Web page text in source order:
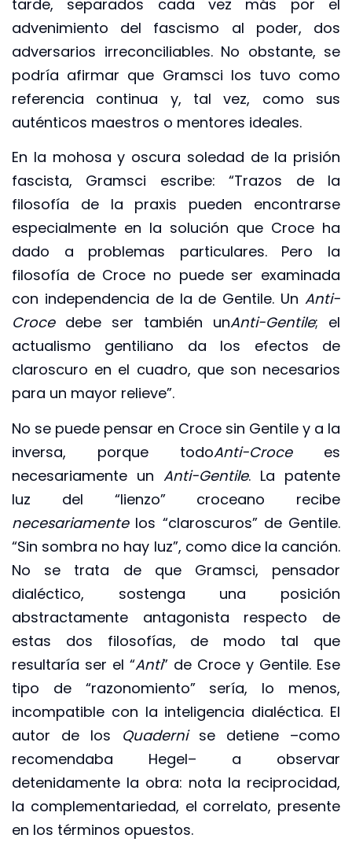
tarde, separados cada vez más por el
advenimiento del fascismo al poder, dos
adversarios irreconciliables. No obstante, se
podría afirmar que Gramsci los tuvo como
referencia continua y, tal vez, como sus
auténticos maestros o mentores ideales.
En la mohosa y oscura soledad de la prisión
fascista, Gramsci escribe: “Trazos de la
filosofía de la praxis pueden encontrarse
especialmente en la solución que Croce ha
dado a problemas particulares. Pero la
filosofía de Croce no puede ser examinada
con independencia de la de Gentile. Un Anti-
Croce debe ser también unAnti-Gentile; el
actualismo gentiliano da los efectos de
claroscuro en el cuadro, que son necesarios
para un mayor relieve”.
No se puede pensar en Croce sin Gentile y a la
inversa, porque todoAnti-Croce es
necesariamente un Anti-Gentile. La patente
luz del “lienzo” croceano recibe
necesariamentelos “claroscuros” de Gentile.
“Sin sombra no hay luz”, como dice la canción.
No se trata de que Gramsci, pensador
dialéctico, sostenga una posición
abstractamente antagonista respecto de
estas dos filosofías, de modo tal que
resultaría ser el “Anti” de Croce y Gentile. Ese
tipo de “razonomiento” sería, lo menos,
incompatible con la inteligencia dialéctica. El
autor de los Quaderni se detiene –como
recomendaba Hegel– a observar
detenidamente la obra: nota la reciprocidad,
la complementariedad, el correlato, presente
en los términos opuestos.